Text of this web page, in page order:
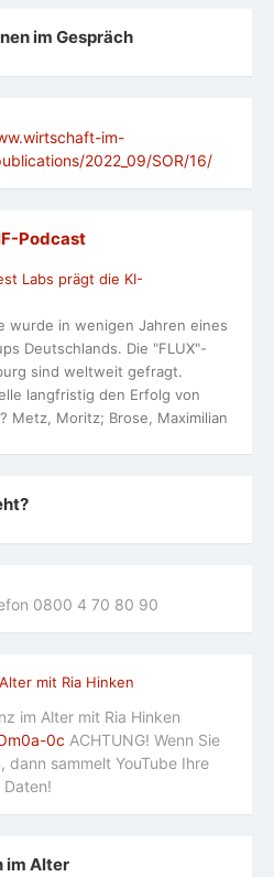
im Gespräch
im-
2022_09/SOR/16/
Podcast
Labs prägt die KI-
wurde in wenigen Jahren eines
Deutschlands. Die "FLUX"-
sind weltweit gefragt.
langfristig den Erfolg von
Metz, Moritz; Brose, Maximilian
0800 4 70 80 90
im Alter mit Ria Hinken
0c ACHTUNG! Wenn Sie
dann sammelt YouTube Ihre
Daten!
im Alter